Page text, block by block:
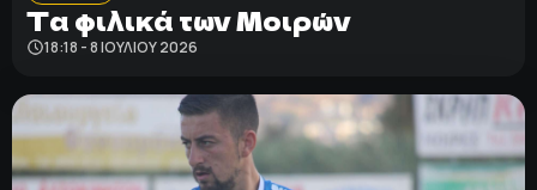
Τα φιλικά των Μοιρών
18:18 - 8 ΙΟΥΛΊΟΥ 2026